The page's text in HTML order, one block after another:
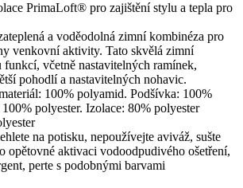
PrimaLoft® pro zajištění stylu a tepla pro
a voděodolná zimní kombinéza pro
venkovní aktivity. Tato skvělá zimní
funkcí, včetně nastavitelných ramínek,
pohodlí a nastavitelných nohavic.
100% polyamid. Podšívka: 100%
polyester. Izolace: 80% polyester
na potisku, nepoužívejte aviváž, sušte
opětovné aktivaci vodoodpudivého ošetření,
perte s podobnými barvami